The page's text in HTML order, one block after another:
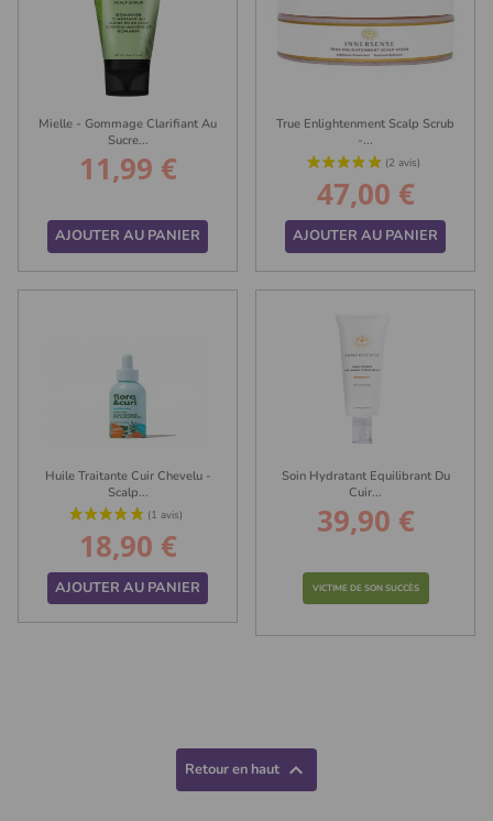
(8 avis)
Mielle - Gommage Clarifiant Au
Sucre...
Prix
11,99 €
AJOUTER AU PANIER
True Enlightenment Scalp Scrub
-...
Prix
47,00 €
AJOUTER AU PANIER
Huile Traitante Cuir Chevelu -
Scalp...
Prix
18,90 €
AJOUTER AU PANIER
Soin Hydratant Equilibrant Du
Cuir...
Prix
39,90 €
VICTIME DE SON SUCCÈS
Retour en haut 